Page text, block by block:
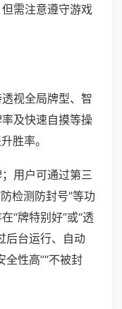
需注意遵守游戏
视全局牌型、智
及快速自摸等操
胜率。
用户可通过第三
检测防封号”等功
“牌特别好”或“透
后台运行、自动
全性高”“不被封